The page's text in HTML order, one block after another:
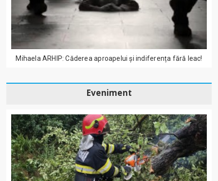
Mihaela ARHIP: Căderea aproapelui și indiferența fără leac!
Eveniment